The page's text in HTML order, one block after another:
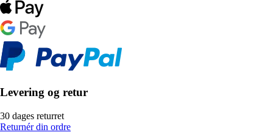
Levering og retur
30 dages returret
Returnér din ordre